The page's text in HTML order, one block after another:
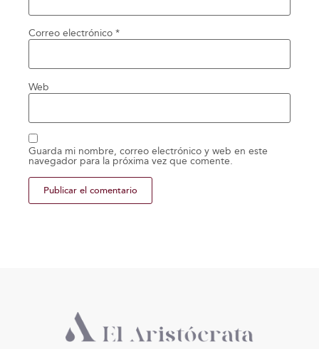
Correo electrónico *
Web
Guarda mi nombre, correo electrónico y web en este
navegador para la próxima vez que comente.